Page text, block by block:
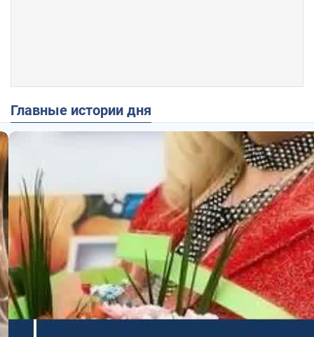
Главные истории дня